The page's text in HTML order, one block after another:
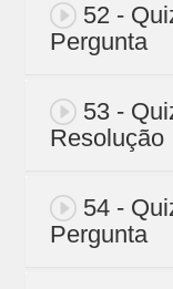
52 -
Pergunta
53 -
Resolução
54 -
Pergunta